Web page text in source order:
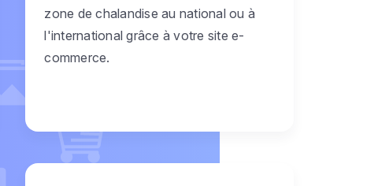
zone de chalandise au national ou à
l'international grâce à votre site e-
commerce.